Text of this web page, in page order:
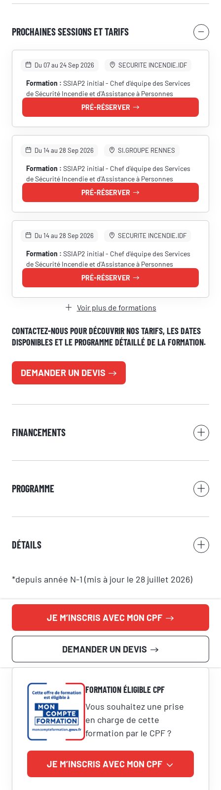
PROCHAINES SESSIONS ET TARIFS
Du 07 au 24 Sep 2026 SECURITE INCENDIE.IDF
Formation : SSIAP2 initial - Chef d'équipe des Services
de Sécurité Incendie et d'Assistance à Personnes
PRÉ-RÉSERVER
Du 14 au 28 Sep 2026 SI.GROUPE RENNES
Formation : SSIAP2 initial - Chef d'équipe des Services
de Sécurité Incendie et d'Assistance à Personnes
PRÉ-RÉSERVER
Du 14 au 28 Sep 2026 SECURITE INCENDIE.IDF
Formation : SSIAP2 initial - Chef d'équipe des Services
de Sécurité Incendie et d'Assistance à Personnes
PRÉ-RÉSERVER
Voir plus de formations
CONTACTEZ-NOUS POUR DÉCOUVRIR NOS TARIFS, LES DATES
DISPONIBLES ET LE PROGRAMME DÉTAILLÉ DE LA FORMATION.
DEMANDER UN DEVIS
FINANCEMENTS
PROGRAMME
DÉTAILS
*depuis année N-1 (mis à jour le 28 juillet 2026)
JE M’INSCRIS AVEC MON CPF
DEMANDER UN DEVIS
FORMATION ÉLIGIBLE CPF
Vous souhaitez une prise
en charge de cette
formation par le CPF ?
JE M’INSCRIS AVEC MON CPF
RÉSERVER UNE SESSION
Nom
Adresse e-mail
Numéro de téléphone
RÉSERVER